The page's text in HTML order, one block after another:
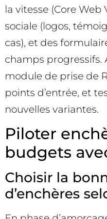
la vitesse (Core Web
sociale (logos,
cas), et des
champs progressifs.
module de prise de
points d’entrée, et
nouvelles variantes.
Piloter
budgets
Choisir la
d’enchères